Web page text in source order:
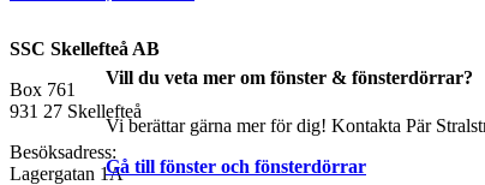
Vill du veta mer om fönster & fönsterdörrar?
Vi berättar gärna mer för dig! Kontakta Pär
Gå till fönster och fönsterdörrar
SSC Skellefteå AB
Box 761
931 27 Skellefteå
Besöksadress:
Lagergatan 1A